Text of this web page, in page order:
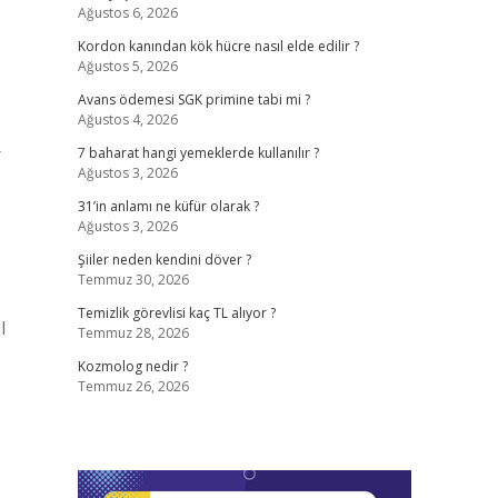
Ağustos 6, 2026
Kordon kanından kök hücre nasıl elde edilir ?
Ağustos 5, 2026
Avans ödemesi SGK primine tabi mi ?
Ağustos 4, 2026
7 baharat hangi yemeklerde kullanılır ?
Ağustos 3, 2026
31’in anlamı ne küfür olarak ?
Ağustos 3, 2026
Şiiler neden kendini döver ?
Temmuz 30, 2026
Temizlik görevlisi kaç TL alıyor ?
Temmuz 28, 2026
Kozmolog nedir ?
Temmuz 26, 2026